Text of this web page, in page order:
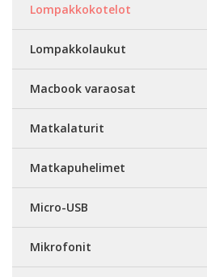
Lompakkokotelot
Lompakkolaukut
Macbook varaosat
Matkalaturit
Matkapuhelimet
Micro-USB
Mikrofonit